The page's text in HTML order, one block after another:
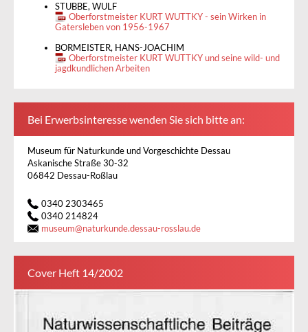
STUBBE, WULF
Oberforstmeister KURT WUTTKY - sein Wirken in
Gatersleben von 1956-1967
BORMEISTER, HANS-JOACHIM
Oberforstmeister KURT WUTTKY und seine wild- und
jagdkundlichen Arbeiten
Bei Erwerbsinteresse wenden Sie sich bitte an:
Museum für Naturkunde und Vorgeschichte Dessau
Askanische Straße 30-32
06842 Dessau-Roßlau
0340 2303465
0340 214824
museum@naturkunde.dessau-rosslau.de
Cover Heft 14/2002